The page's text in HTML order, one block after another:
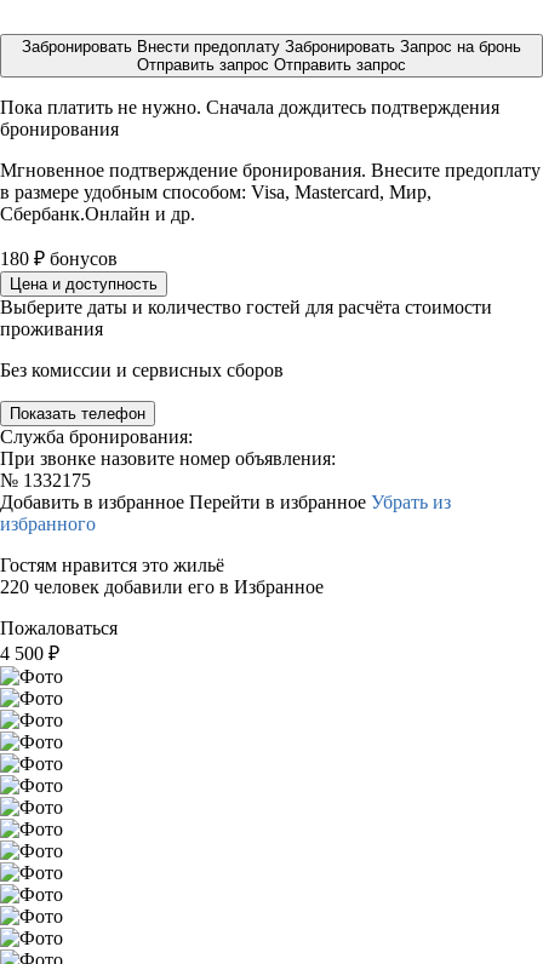
Забронировать Внести предоплату Забронировать Запрос на бронь
Отправить запрос Отправить запрос
Пока платить не нужно. Сначала дождитесь подтверждения
бронирования
Мгновенное подтверждение бронирования. Внесите предоплату
в размере удобным способом: Visa, Mastercard, Мир,
Сбербанк.Онлайн и др.
180 ₽ бонусов
Цена и доступность
Выберите даты и количество гостей для расчёта стоимости
проживания
Без комиссии и сервисных сборов
Показать телефон
Служба бронирования:
При звонке назовите номер объявления:
№ 1332175
Добавить в избранное Перейти в избранное Убрать из
избранного
Гостям нравится это жильё
220 человек добавили его в Избранное
Пожаловаться
4 500 ₽